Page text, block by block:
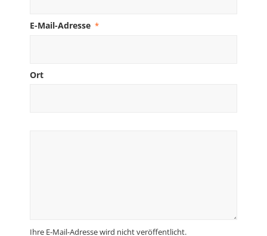
E-Mail-Adresse *
Ort
Ihre E-Mail-Adresse wird nicht veröffentlicht.